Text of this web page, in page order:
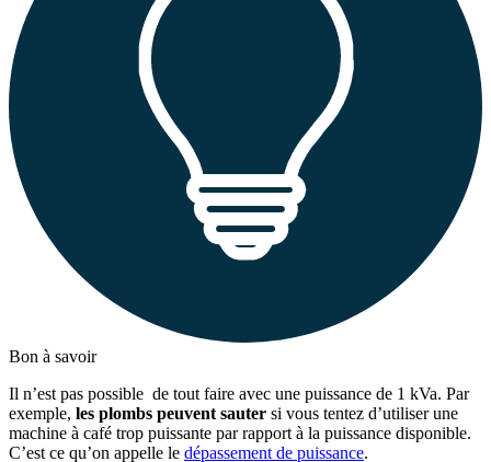
Bon à savoir
Il n’est pas possible de tout faire avec une puissance de 1 kVa. Par
exemple, les plombs peuvent sauter si vous tentez d’utiliser une
machine à café trop puissante par rapport à la puissance disponible.
C’est ce qu’on appelle le dépassement de puissance.